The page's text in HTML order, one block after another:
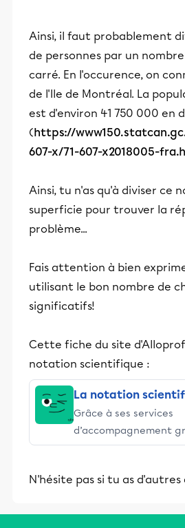
Ainsi, il faut probablement
de personnes par un
carré. En l'occurence, on
de l'Ile de Montréal. La
est d'environ 41 750 000 en
(https://
607-x/71-607-x2018005-
Ainsi, tu n'as qu'à diviser ce
superficie pour trouver la
problème...
Fais attention à bien
utilisant le bon nombre de
significatifs!
Cette fiche du site
notation scientifique :
La notation
Grâce à ses services
d’accompagnement
stimulants, Alloprof
éducative.
N'hésite pas si tu as d'autres